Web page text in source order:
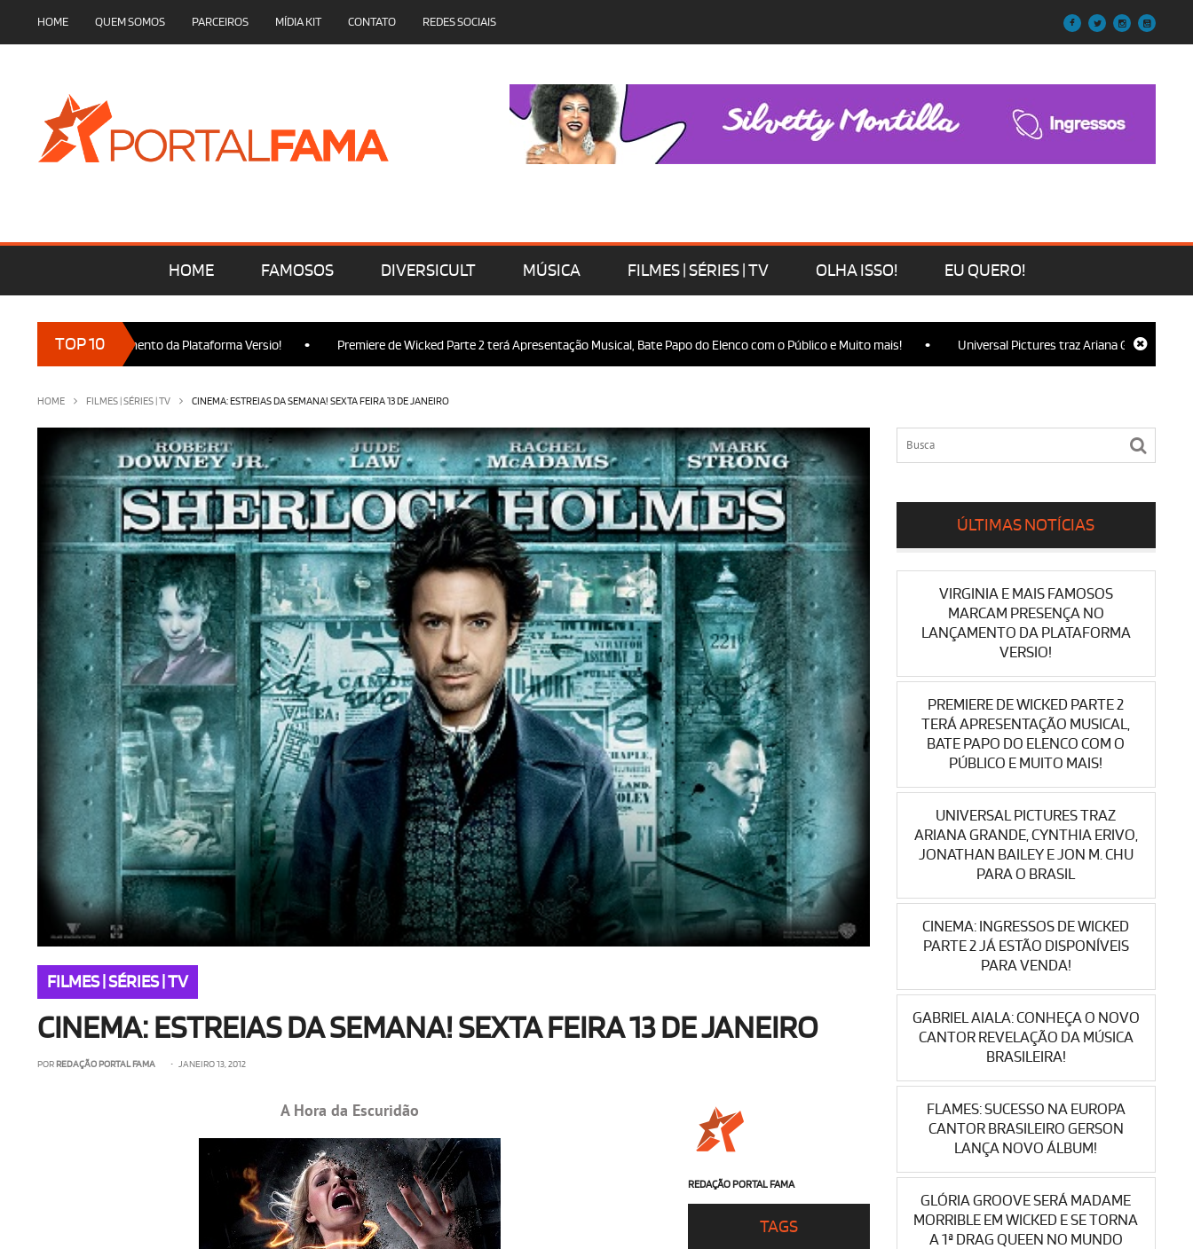
HOME QUEM SOMOS PARCEIROS MÍDIA KIT CONTATO REDES SOCIAIS
HOME FAMOSOS DIVERSICULT MÚSICA FILMES | SÉRIES | TV OLHA ISSO! EU QUERO!
TOP 10
no Lançamento da Plataforma Versio! • Premiere de Wicked Parte 2 terá Apresentação Musical, Bate Papo do Elenco com o Público e Muito mais! • Universal Pictures traz Ariana Grande, Cynthia Erivo,
HOME FILMES | SÉRIES | TV CINEMA: ESTREIAS DA SEMANA! SEXTA FEIRA 13 DE JANEIRO
FILMES | SÉRIES | TV
CINEMA: ESTREIAS DA SEMANA! SEXTA FEIRA 13 DE JANEIRO
POR REDAÇÃO PORTAL FAMA • JANEIRO 13, 2012
REDAÇÃO PORTAL FAMA
TAGS
A Hora da Escuridão
ÚLTIMAS NOTÍCIAS
VIRGINIA E MAIS FAMOSOS
MARCAM PRESENÇA NO
LANÇAMENTO DA PLATAFORMA
VERSIO!
PREMIERE DE WICKED PARTE 2
TERÁ APRESENTAÇÃO MUSICAL,
BATE PAPO DO ELENCO COM O
PÚBLICO E MUITO MAIS!
UNIVERSAL PICTURES TRAZ
ARIANA GRANDE, CYNTHIA ERIVO,
JONATHAN BAILEY E JON M. CHU
PARA O BRASIL
CINEMA: INGRESSOS DE WICKED
PARTE 2 JÁ ESTÃO DISPONÍVEIS
PARA VENDA!
GABRIEL AIALA: CONHEÇA O NOVO
CANTOR REVELAÇÃO DA MÚSICA
BRASILEIRA!
FLAMES: SUCESSO NA EUROPA
CANTOR BRASILEIRO GERSON
LANÇA NOVO ÁLBUM!
GLÓRIA GROOVE SERÁ MADAME
MORRIBLE EM WICKED E SE TORNA
A 1ª DRAG QUEEN NO MUNDO